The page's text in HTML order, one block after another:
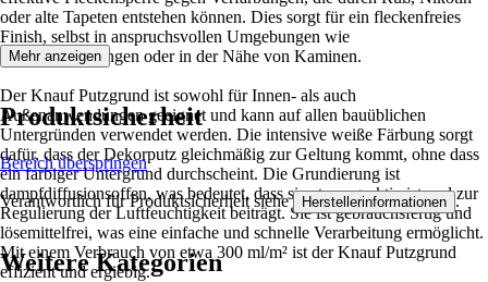
oder alte Tapeten entstehen können. Dies sorgt für ein fleckenfreies
Finish, selbst in anspruchsvollen Umgebungen wie
Raucherwohnungen oder in der Nähe von Kaminen.
Der Knauf Putzgrund ist sowohl für Innen- als auch
Außenanwendungen geeignet und kann auf allen bauüblichen
Untergründen verwendet werden. Die intensive weiße Färbung sorgt
dafür, dass der Dekorputz gleichmäßig zur Geltung kommt, ohne dass
ein farbiger Untergrund durchscheint. Die Grundierung ist
dampfdiffusionsoffen, was bedeutet, dass sie atmungsaktiv ist und zur
Regulierung der Luftfeuchtigkeit beiträgt. Sie ist gebrauchsfertig und
lösemittelfrei, was eine einfache und schnelle Verarbeitung ermöglicht.
Mit einem Verbrauch von etwa 300 ml/m² ist der Knauf Putzgrund
effizient und ergiebig.
Mehr anzeigen
Produktsicherheit
Bereich überspringen
Verantwortlich für Produktsicherheit siehe Herstellerinformationen .
Weitere Kategorien